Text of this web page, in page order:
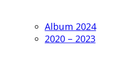
Album 2024
2020 – 2023